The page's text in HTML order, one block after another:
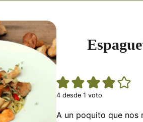
4desde 1 voto
A un poquito que nos